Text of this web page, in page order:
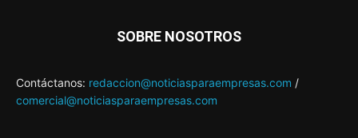
SOBRE NOSOTROS
Contáctanos: redaccion@noticiasparaempresas.com /
comercial@noticiasparaempresas.com